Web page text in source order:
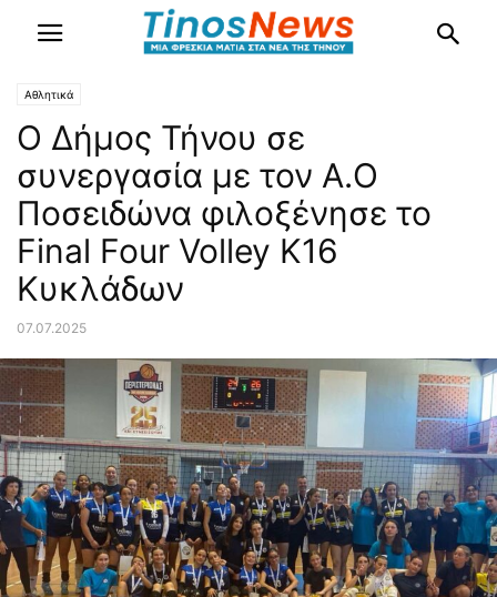
Αθλητικά
Ο Δήμος Τήνου σε
συνεργασία με τον Α.Ο
Ποσειδώνα φιλοξένησε το
Final Four Volley Κ16
Κυκλάδων
07.07.2025